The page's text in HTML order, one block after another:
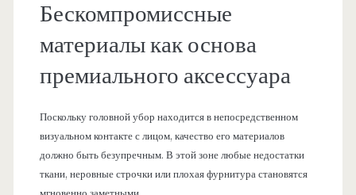
Бескомпромиссные
материалы как основа
премиального аксессуара
Поскольку головной убор находится в непосредственном
визуальном контакте с лицом, качество его материалов
должно быть безупречным. В этой зоне любые недостатки
ткани, неровные строчки или плохая фурнитура становятся